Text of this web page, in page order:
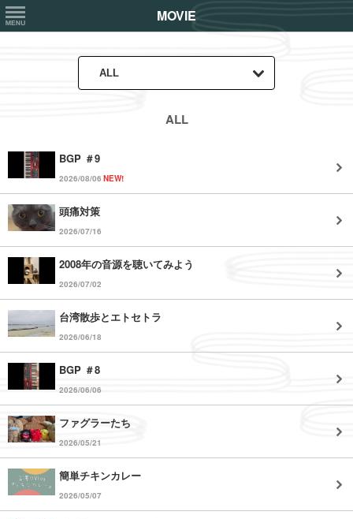
ALL
BGP ＃9
2026/08/06 NEW!
頭痛対策
2026/07/16
2008年の音源を聴いてみよう
2026/07/02
台湾散歩とエトセトラ
2026/06/18
BGP ＃8
2026/06/06
ファグラーたち
2026/05/21
簡単チキンカレー
2026/05/07